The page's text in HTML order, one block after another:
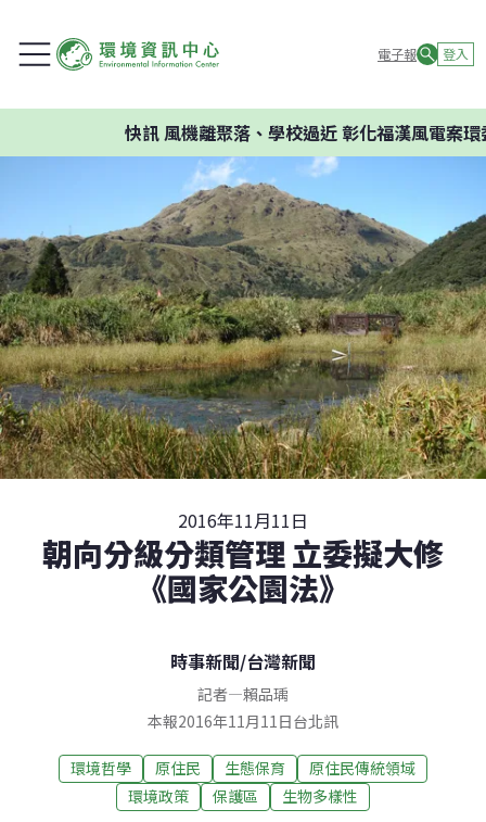
電子報 登入
快訊風機離聚落、學校過近 彰化福漢風電案環委建
2016年11月11日
朝向分級分類管理 立委擬大修
《國家公園法》
時事新聞/台灣新聞
記者—賴品瑀
本報2016年11月11日台北訊
環境哲學 原住民 生態保育
原住民傳統領域
環境政策
保護區 生物多樣性